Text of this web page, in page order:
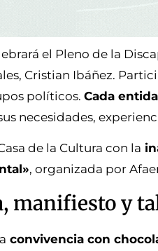
el Pleno de la
Cristian Ibáñez.
políticos. Cada
necesidades,
de la Cultura con la
, organizada por
manifiesto y
convivencia con